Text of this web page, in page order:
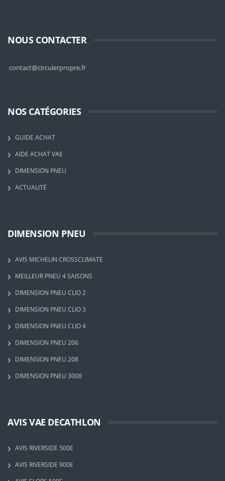
NOUS CONTACTER
contact@circulerpropre.fr
NOS CATÉGORIES
GUIDE ACHAT
AIDE ACHAT VAE
DIMENSION PNEU
ACTUALITÉ
DIMENSION PNEU
AVIS MICHELIN CROSSCLIMATE
MEILLEUR PNEU 4 SAISONS
DIMENSION PNEU CLIO 2
DIMENSION PNEU CLIO 3
DIMENSION PNEU CLIO 4
DIMENSION PNEU 206
DIMENSION PNEU 208
DIMENSION PNEU 3008
AVIS VAE DECATHLON
AVIS RIVERSIDE 500E
AVIS RIVERSIDE 900E